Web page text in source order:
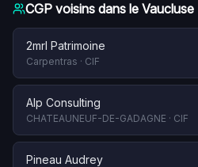
CGP voisins dans le Vaucluse
2mrl Patrimoine
Carpentras · CIF
Alp Consulting
CHATEAUNEUF-DE-GADAGNE · CIF
Pineau Audrey